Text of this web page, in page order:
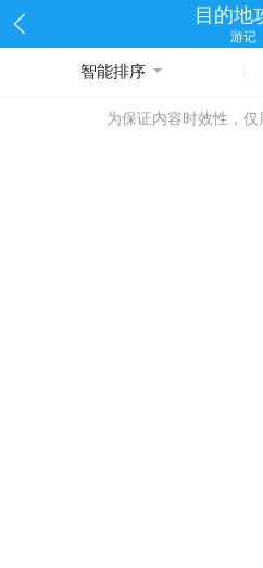
目的地
游记
智能排序
为保证内容时效性，